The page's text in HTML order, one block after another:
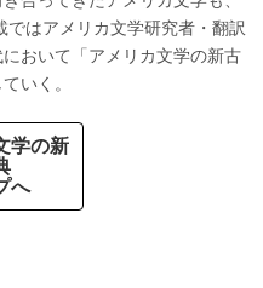
はアメリカ文学研究者・翻訳
おいて「アメリカ文学の新古
いく。
学の新
へ